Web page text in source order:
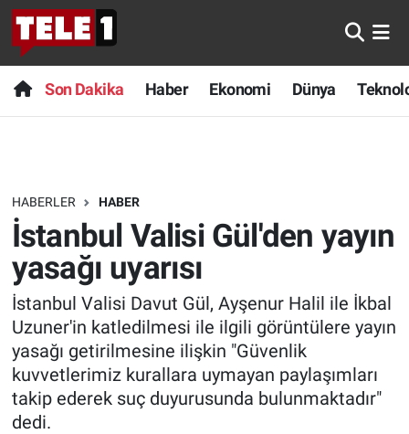
Son Dakika Haber Ekonomi Dünya
HABERLER HABER
İstanbul Valisi Gül'den yayın
yasağı uyarısı
İstanbul Valisi Davut Gül, Ayşenur Halil ile İkbal
Uzuner'in katledilmesi ile ilgili görüntülere yayın
yasağı getirilmesine ilişkin "Güvenlik
kuvvetlerimiz kurallara uymayan paylaşımları
takip ederek suç duyurusunda bulunmaktadır"
dedi.
Anında Manşet
Başka Sohbetler
Bilim turu
Bilim ve Teknoloji Evreni
Doğa Konuşuyor
Dünya
Ege Saati
Son Dakika
Haber
Dünya
Teknoloji
Sağlık
Spor
Yayın Akışı
Nöbetçi Eczaneler
Hava Durumu
Trafik Durumu
Süper Lig Puan Durumu ve Fikstür
Tüm Manşetler
Son Dakika Haberleri
Haber Arşivi